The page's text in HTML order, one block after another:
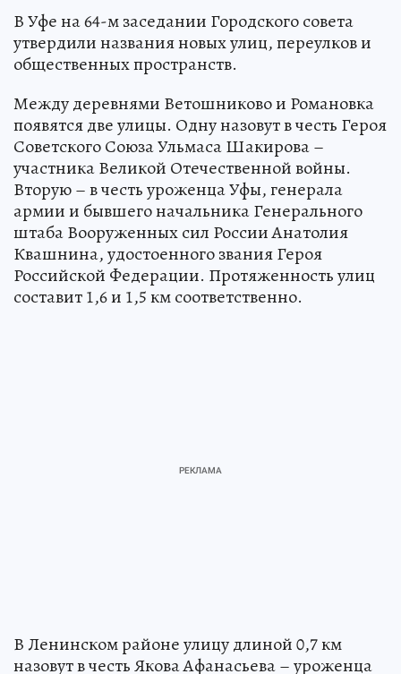
В Уфе на 64-м заседании Городского совета
утвердили названия новых улиц, переулков и
общественных пространств.
Между деревнями Ветошниково и Романовка
появятся две улицы. Одну назовут в честь Героя
Советского Союза Ульмаса Шакирова –
участника Великой Отечественной войны.
Вторую – в честь уроженца Уфы, генерала
армии и бывшего начальника Генерального
штаба Вооруженных сил России Анатолия
Квашнина, удостоенного звания Героя
Российской Федерации. Протяженность улиц
составит 1,6 и 1,5 км соответственно.
В Ленинском районе улицу длиной 0,7 км
назовут в честь Якова Афанасьева – уроженца